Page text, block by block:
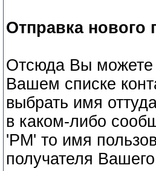
Отправка нового
Отсюда Вы можете
Вашем списке
выбрать имя
в каком-либо
'PM' то имя
получателя